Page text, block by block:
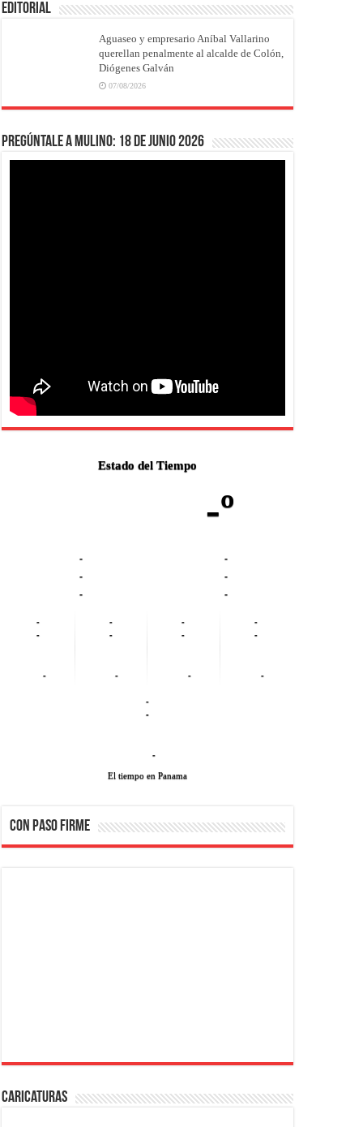
EDITORIAL
Aguaseo y empresario Aníbal Vallarino
querellan penalmente al alcalde de Colón,
Diógenes Galván
07/08/2026
Pregúntale a Mulino: 18 de junio 2026
Estado del Tiempo
-º
-
-
-
-
-
-
-
-
-
-
-
-
-
-
-
-
-
-
-
-
-
El tiempo en Panama
CON PASO FIRME
Caricaturas